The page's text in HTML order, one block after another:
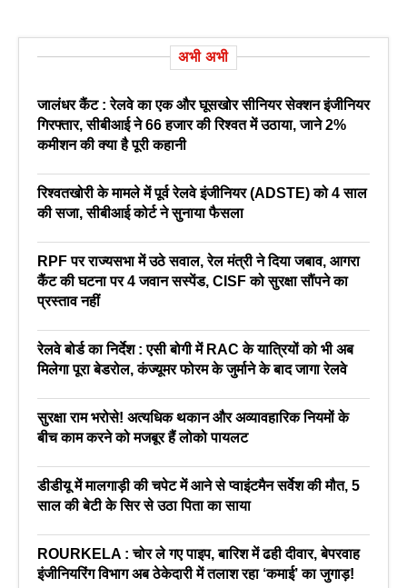
अभी अभी
जालंधर कैंट : रेलवे का एक और घूसखोर सीनियर सेक्शन इंजीनियर
गिरफ्तार, सीबीआई ने 66 हजार की रिश्वत में उठाया, जाने 2%
कमीशन की क्या है पूरी कहानी
रिश्वतखोरी के मामले में पूर्व रेलवे इंजीनियर (ADSTE) को 4 साल
की सजा, सीबीआई कोर्ट ने सुनाया फैसला
RPF पर राज्यसभा में उठे सवाल, रेल मंत्री ने दिया जबाव, आगरा
कैंट की घटना पर 4 जवान सस्पेंड, CISF को सुरक्षा सौंपने का
प्रस्ताव नहीं
रेलवे बोर्ड का निर्देश : एसी बोगी में RAC के यात्रियों को भी अब
मिलेगा पूरा बेडरोल, कंज्यूमर फोरम के जुर्माने के बाद जागा रेलवे
सुरक्षा राम भरोसे! अत्यधिक थकान और अव्यावहारिक नियमों के
बीच काम करने को मजबूर हैं लोको पायलट
डीडीयू में मालगाड़ी की चपेट में आने से प्वाइंटमैन सर्वेश की मौत, 5
साल की बेटी के सिर से उठा पिता का साया
ROURKELA : चोर ले गए पाइप, बारिश में ढही दीवार, बेपरवाह
इंजीनियरिंग विभाग अब ठेकेदारी में तलाश रहा ‘कमाई’ का जुगाड़!